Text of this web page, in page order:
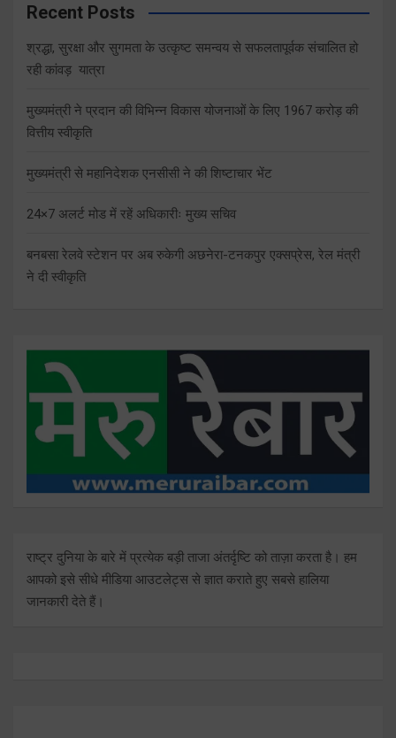
Recent Posts
श्रद्धा, सुरक्षा और सुगमता के उत्कृष्ट समन्वय से सफलतापूर्वक संचालित हो
रही कांवड़ यात्रा
मुख्यमंत्री ने प्रदान की विभिन्न विकास योजनाओं के लिए 1967 करोड़ की
वित्तीय स्वीकृति
मुख्यमंत्री से महानिदेशक एनसीसी ने की शिष्टाचार भेंट
24×7 अलर्ट मोड में रहें अधिकारीः मुख्य सचिव
बनबसा रेलवे स्टेशन पर अब रुकेगी अछनेरा-टनकपुर एक्सप्रेस, रेल मंत्री
ने दी स्वीकृति
राष्ट्र दुनिया के बारे में प्रत्येक बड़ी ताजा अंतर्दृष्टि को ताज़ा करता है। हम
आपको इसे सीधे मीडिया आउटलेट्स से ज्ञात कराते हुए सबसे हालिया
जानकारी देते हैं।